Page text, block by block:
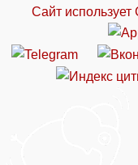
Сайт